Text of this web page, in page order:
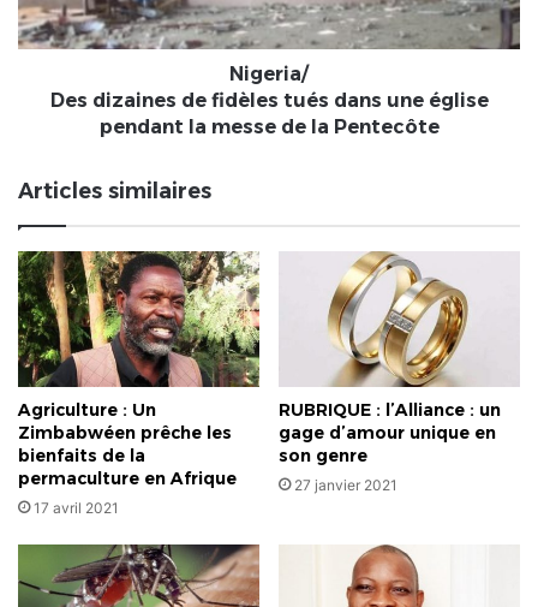
une
église
Pentecôte
Nigeria/
Des dizaines de fidèles tués dans une église
pendant la messe de la Pentecôte
Articles similaires
Agriculture : Un
Zimbabwéen prêche les
bienfaits de la
permaculture en Afrique
17 avril 2021
RUBRIQUE : l’Alliance : un
gage d’amour unique en
son genre
27 janvier 2021